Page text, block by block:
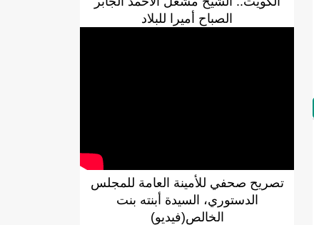
الصباح أميرا للبلاد
تصريح صحفي للأمينة العامة للمجلس
الدستوري، السيدة أبنته بنت
الخالص(فيديو)